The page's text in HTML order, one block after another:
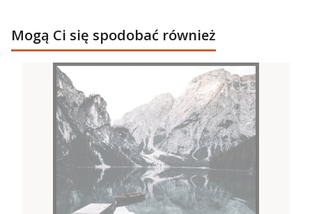
Mogą Ci się spodobać również